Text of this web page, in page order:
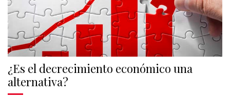
¿Es el decrecimiento económico una
alternativa?